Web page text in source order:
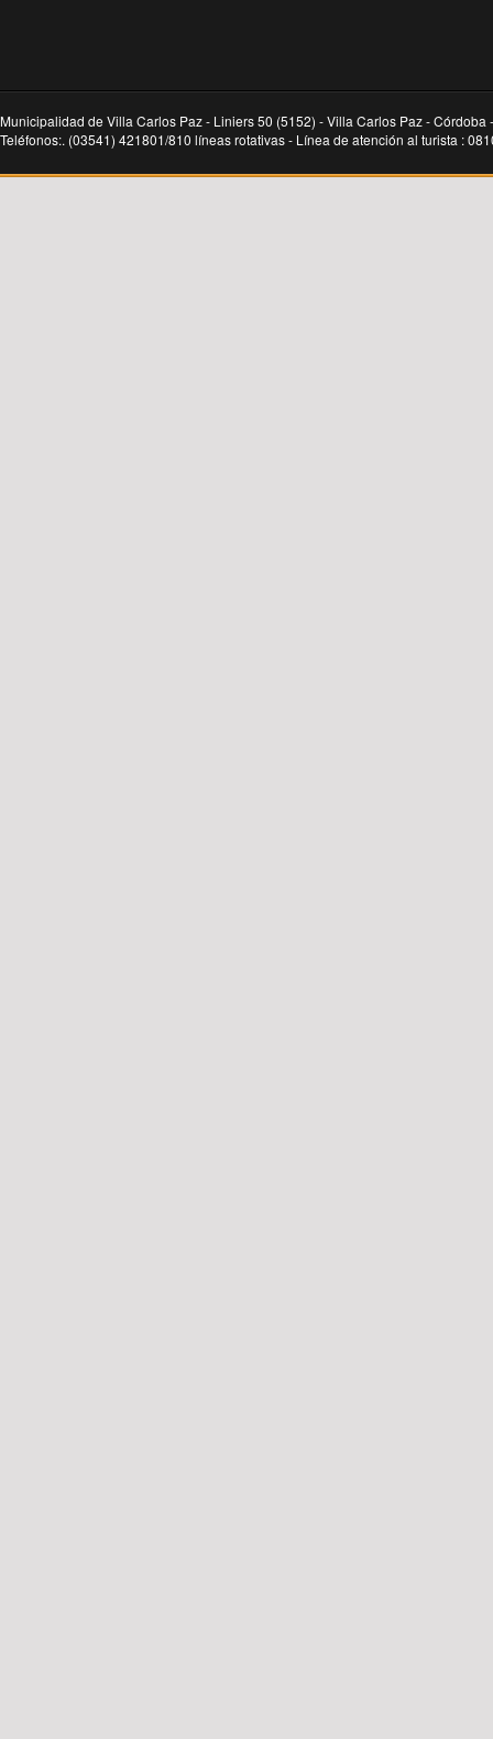
Municipalidad de Villa Carlos Paz - Liniers 50 (5152) - Villa Carlos Paz - Córdoba
Teléfonos:. (03541) 421801/810 líneas rotativas - Línea de atención al turista :